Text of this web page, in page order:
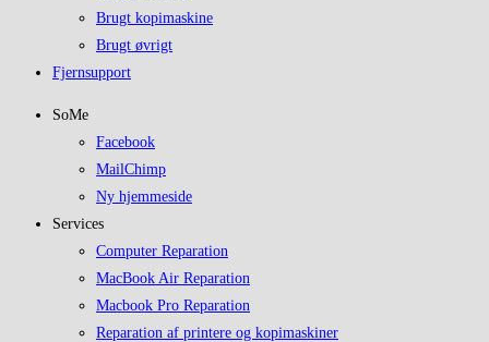
Brugt kopimaskine
Brugt øvrigt
Fjernsupport
SoMe
Facebook
MailChimp
Ny hjemmeside
Services
Computer Reparation
MacBook Air Reparation
Macbook Pro Reparation
Reparation af printere og kopimaskiner